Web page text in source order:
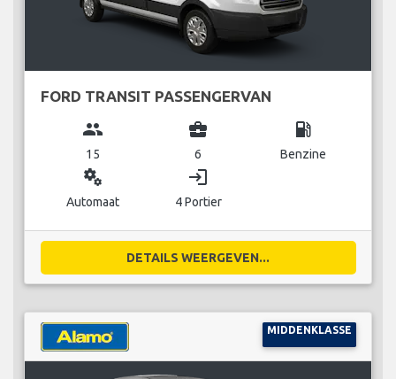
FORD TRANSIT PASSENGERVAN
group
15
business_center
6
local_gas_station
Benzine
miscellaneous_services
Automaat
login
4 Portier
DETAILS WEERGEVEN...
MIDDENKLASSE